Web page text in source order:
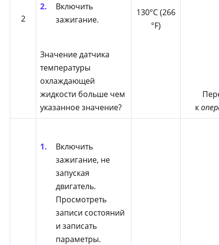
2
Включить
зажигание.
Значение датчика
температуры
охлаждающей
жидкости больше чем
указанное значение?
130°С (266
°F)
к
Включить
зажигание, не
запуская
двигатель.
Просмотреть
записи состояний
и записать
параметры.